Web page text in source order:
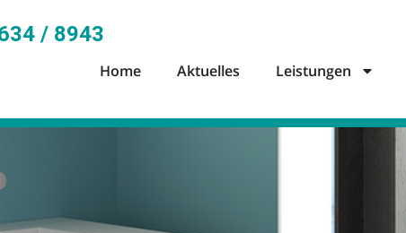
/ 8943
Home Aktuelles Leistungen